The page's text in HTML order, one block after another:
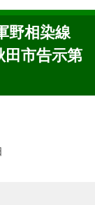
野相染線
田市告示第